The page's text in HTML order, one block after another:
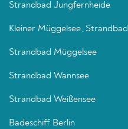
Strandbad Jungfernheide
Kleiner Müggelsee, Strandbad
Strandbad Müggelsee
Strandbad Wannsee
Strandbad Weißensee
Badeschiff Berlin